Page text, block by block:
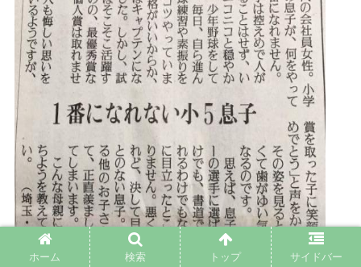
女性さん、息子を通して男の競争の厳しさを知るwww
ホーム 検索 トップ サイドバー